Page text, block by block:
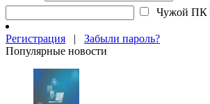
Чужой ПК
Регистрация | Забыли пароль?
Популярные новости